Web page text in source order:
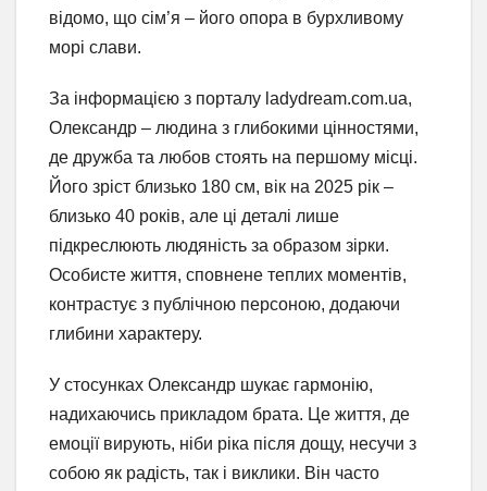
відомо, що сім’я – його опора в бурхливому
морі слави.
За інформацією з порталу ladydream.com.ua,
Олександр – людина з глибокими цінностями,
де дружба та любов стоять на першому місці.
Його зріст близько 180 см, вік на 2025 рік –
близько 40 років, але ці деталі лише
підкреслюють людяність за образом зірки.
Особисте життя, сповнене теплих моментів,
контрастує з публічною персоною, додаючи
глибини характеру.
У стосунках Олександр шукає гармонію,
надихаючись прикладом брата. Це життя, де
емоції вирують, ніби ріка після дощу, несучи з
собою як радість, так і виклики. Він часто